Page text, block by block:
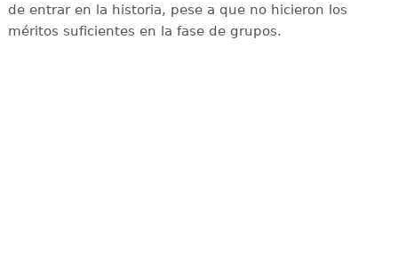
de entrar en la historia, pese a que no hicieron los
méritos suficientes en la fase de grupos.